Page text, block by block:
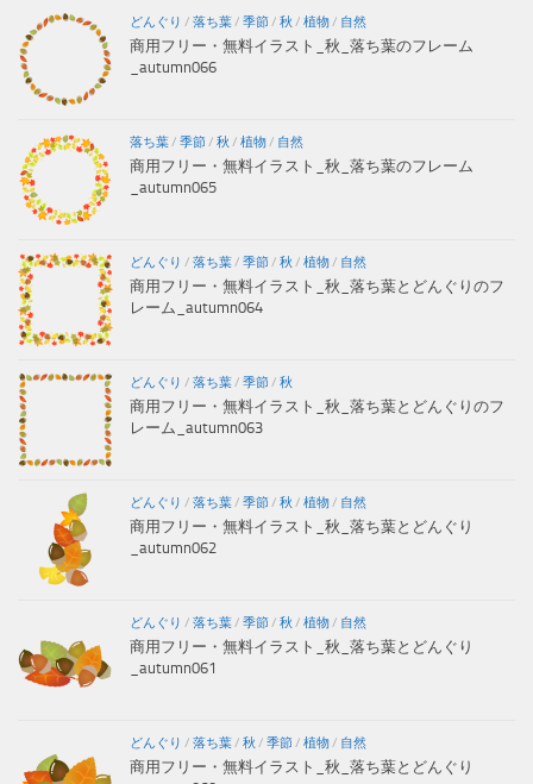
どんぐり / 落ち葉/ 季節/ 秋 / 植物/ 自然
商用フリー・無料イラスト_秋_落ち葉のフレーム
_autumn066
落ち葉/ 季節/ 秋 / 植物/ 自然
商用フリー・無料イラスト_秋_落ち葉のフレーム
_autumn065
どんぐり / 落ち葉/ 季節/ 秋 / 植物/ 自然
商用フリー・無料イラスト_秋_落ち葉とどんぐりのフ
レーム_autumn064
どんぐり / 落ち葉/ 季節/ 秋
商用フリー・無料イラスト_秋_落ち葉とどんぐりのフ
レーム_autumn063
どんぐり / 落ち葉/ 季節/ 秋 / 植物/ 自然
商用フリー・無料イラスト_秋_落ち葉とどんぐり
_autumn062
どんぐり / 落ち葉/ 季節/ 秋 / 植物/ 自然
商用フリー・無料イラスト_秋_落ち葉とどんぐり
_autumn061
どんぐり / 落ち葉/ 秋 / 季節/ 植物/ 自然
商用フリー・無料イラスト_秋_落ち葉とどんぐり